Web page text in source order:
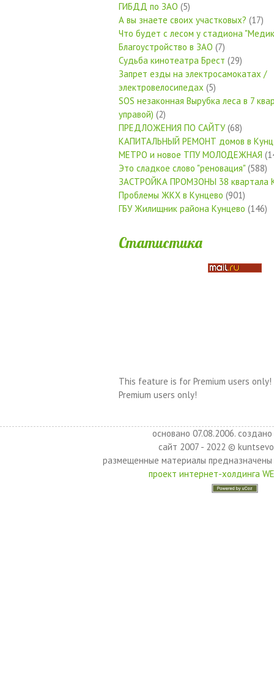
ГИБДД по ЗАО (5)
А вы знаете своих участковых? (17)
Что будет с лесом у стадиона
Благоустройство в ЗАО (7)
Судьба кинотеатра Брест (29)
Запрет езды на электросамокатах /
электровелосипедах (5)
SOS незаконная Вырубка леса в 7
управой) (2)
ПРЕДЛОЖЕНИЯ ПО САЙТУ(68)
КАПИТАЛЬНЫЙ РЕМОНТ домов в
МЕТРО и новое ТПУ МОЛОДЕЖНАЯ
Это сладкое слово "реновация" (588)
ЗАСТРОЙКА ПРОМЗОНЫ 38 квартала
Проблемы ЖКХ в Кунцево (901)
ГБУ Жилищник района Кунцево (146)
Статистика
This feature is for Premium users only!
Premium users only!
основано 07.08.2006.
сайт 2007 - 2022 ©
размещенные материалы
проект интернет-холдинга